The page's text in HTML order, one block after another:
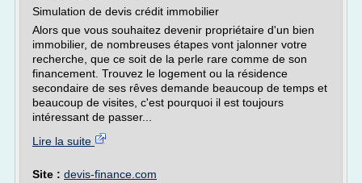
Simulation de devis crédit immobilier
Alors que vous souhaitez devenir propriétaire d'un bien
immobilier, de nombreuses étapes vont jalonner votre
recherche, que ce soit de la perle rare comme de son
financement. Trouvez le logement ou la résidence
secondaire de ses rêves demande beaucoup de temps et
beaucoup de visites, c'est pourquoi il est toujours
intéressant de passer...
Lire la suite
Site : devis-finance.com